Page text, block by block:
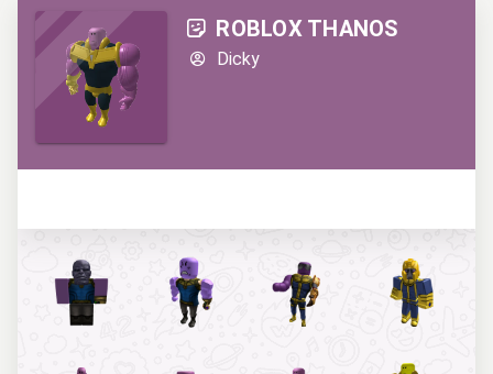
ROBLOX THANOS
Dicky